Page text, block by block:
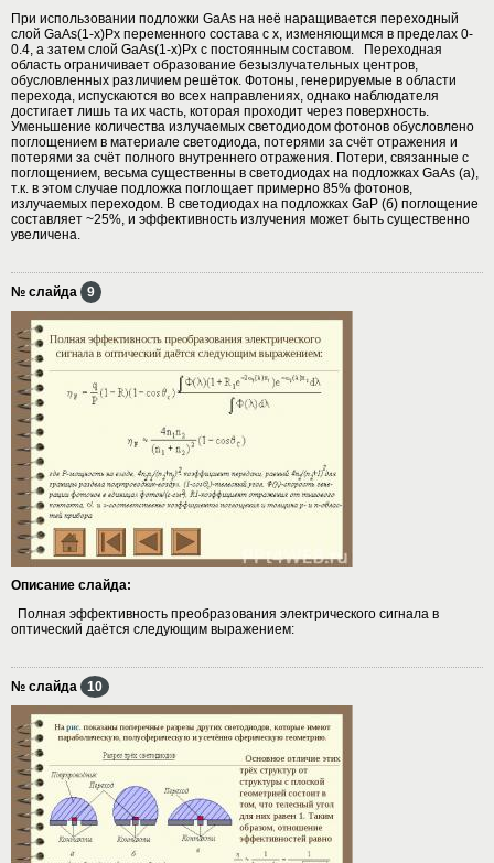
При использовании подложки GaAs на неё наращивается переходный
слой GaAs(1-x)Px переменного состава с х, изменяющимся в пределах 0-
0.4, а затем слой GaAs(1-x)Px с постоянным составом. Переходная
область ограничивает образование безызлучательных центров,
обусловленных различием решёток. Фотоны, генерируемые в области
перехода, испускаются во всех направлениях, однако наблюдателя
достигает лишь та их часть, которая проходит через поверхность.
Уменьшение количества излучаемых светодиодом фотонов обусловлено
поглощением в материале светодиода, потерями за счёт отражения и
потерями за счёт полного внутреннего отражения. Потери, связанные с
поглощением, весьма существенны в светодиодах на подложках GaAs (а),
т.к. в этом случае подложка поглощает примерно 85% фотонов,
излучаемых переходом. В светодиодах на подложках GaP (б) поглощение
составляет ~25%, и эффективность излучения может быть существенно
увеличена.
№ слайда 9
Описание слайда:
Полная эффективность преобразования электрического сигнала в
оптический даётся следующим выражением:
№ слайда 10